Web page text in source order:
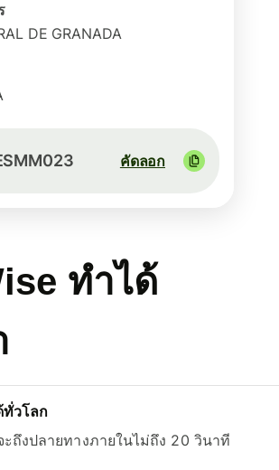
DE GRANADA
คัดลอก
ทำได้
ทั่วโลก
ะถึงปลายทางภายในไม่ถึง 20 วินาที